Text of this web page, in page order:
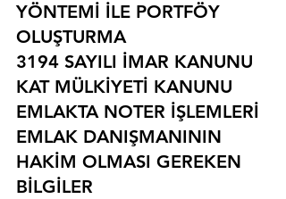
YÖNTEMİ İLE PORTFÖY
OLUŞTURMA
3194 SAYILI İMAR KANUNU
KAT MÜLKİYETİ KANUNU
EMLAKTA NOTER İŞLEMLERİ
EMLAK DANIŞMANININ
HAKİM OLMASI GEREKEN
BİLGİLER